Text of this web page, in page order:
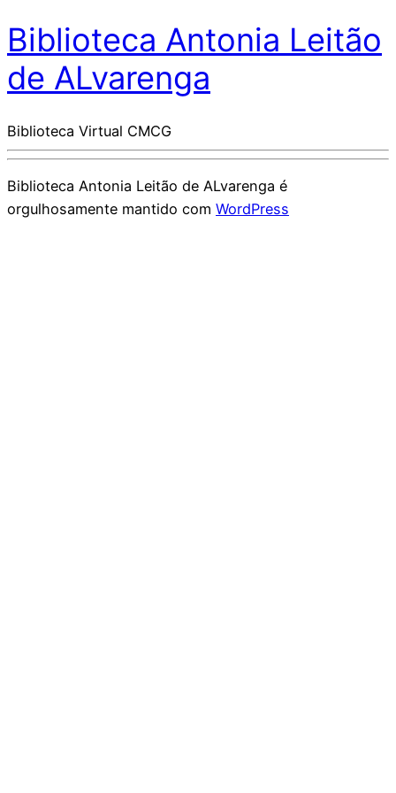
Biblioteca Antonia Leitão
de ALvarenga
Biblioteca Virtual CMCG
Biblioteca Antonia Leitão de ALvarenga é
orgulhosamente mantido com WordPress